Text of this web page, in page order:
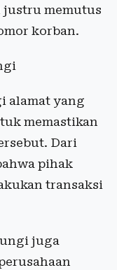
justru memutus
korban.
alamat yang
memastikan
Dari
pihak
transaksi
juga